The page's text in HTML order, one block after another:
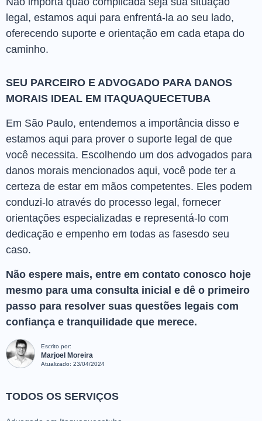
legal, estamos aqui para enfrentá-la ao seu lado,
oferecendo suporte e orientação em cada etapa do
caminho.
SEU PARCEIRO E ADVOGADO PARA DANOS
MORAIS IDEAL EM ITAQUAQUECETUBA
Em São Paulo, entendemos a importância disso e
estamos aqui para prover o suporte legal de que
você necessita. Escolhendo um dos advogados para
danos morais mencionados aqui, você pode ter a
certeza de estar em mãos competentes. Eles podem
conduzi-lo através do processo legal, fornecer
orientações especializadas e representá-lo com
dedicação e empenho em todas as fasesdo seu
caso.
Não espere mais, entre em contato conosco hoje
mesmo para uma consulta inicial e dê o primeiro
passo para resolver suas questões legais com
confiança e tranquilidade que merece.
Escrito por:
Marjoel Moreira
Atualizado: 23/04/2024
TODOS OS SERVIÇOS